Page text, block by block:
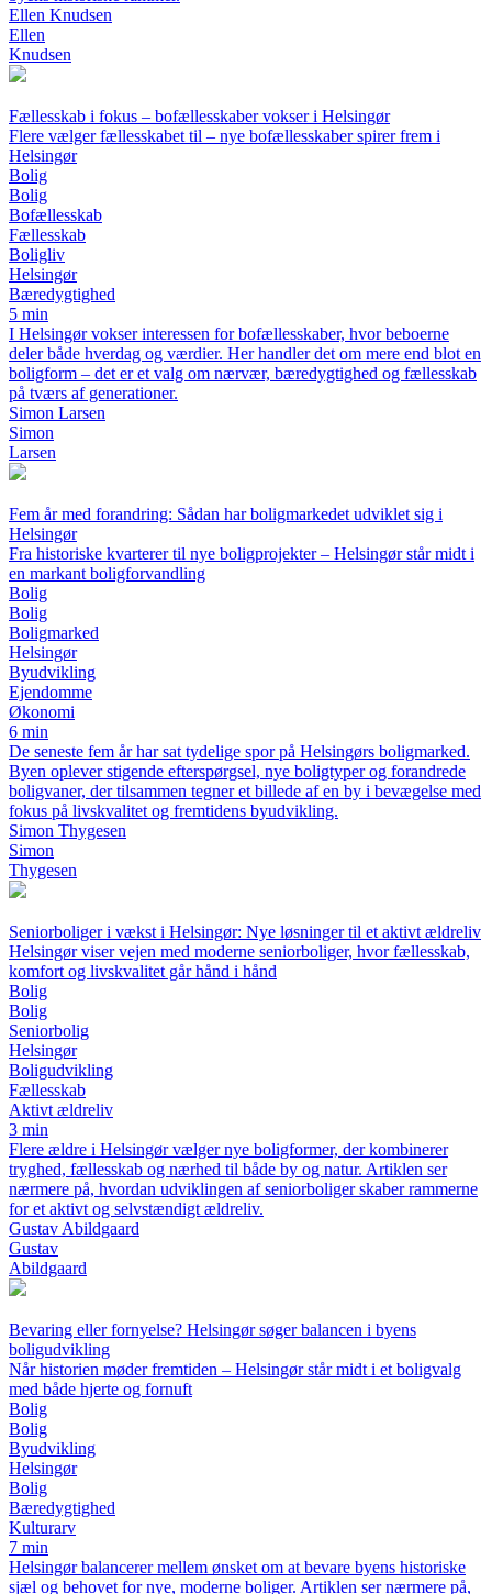
Ellen Knudsen
Ellen
Knudsen
Fællesskab i fokus – bofællesskaber vokser i Helsingør
Flere vælger fællesskabet til – nye bofællesskaber spirer frem i
Helsingør
Bolig
Bolig
Bofællesskab
Fællesskab
Boligliv
Helsingør
Bæredygtighed
5 min
I Helsingør vokser interessen for bofællesskaber, hvor beboerne
deler både hverdag og værdier. Her handler det om mere end blot en
boligform – det er et valg om nærvær, bæredygtighed og fællesskab
på tværs af generationer.
Simon Larsen
Simon
Larsen
Fem år med forandring: Sådan har boligmarkedet udviklet sig i
Helsingør
Fra historiske kvarterer til nye boligprojekter – Helsingør står midt i
en markant boligforvandling
Bolig
Bolig
Boligmarked
Helsingør
Byudvikling
Ejendomme
Økonomi
6 min
De seneste fem år har sat tydelige spor på Helsingørs boligmarked.
Byen oplever stigende efterspørgsel, nye boligtyper og forandrede
boligvaner, der tilsammen tegner et billede af en by i bevægelse med
fokus på livskvalitet og fremtidens byudvikling.
Simon Thygesen
Simon
Thygesen
Seniorboliger i vækst i Helsingør: Nye løsninger til et aktivt ældreliv
Helsingør viser vejen med moderne seniorboliger, hvor fællesskab,
komfort og livskvalitet går hånd i hånd
Bolig
Bolig
Seniorbolig
Helsingør
Boligudvikling
Fællesskab
Aktivt ældreliv
3 min
Flere ældre i Helsingør vælger nye boligformer, der kombinerer
tryghed, fællesskab og nærhed til både by og natur. Artiklen ser
nærmere på, hvordan udviklingen af seniorboliger skaber rammerne
for et aktivt og selvstændigt ældreliv.
Gustav Abildgaard
Gustav
Abildgaard
Bevaring eller fornyelse? Helsingør søger balancen i byens
boligudvikling
Når historien møder fremtiden – Helsingør står midt i et boligvalg
med både hjerte og fornuft
Bolig
Bolig
Byudvikling
Helsingør
Bolig
Bæredygtighed
Kulturarv
7 min
Helsingør balancerer mellem ønsket om at bevare byens historiske
sjæl og behovet for nye, moderne boliger. Artiklen ser nærmere på,